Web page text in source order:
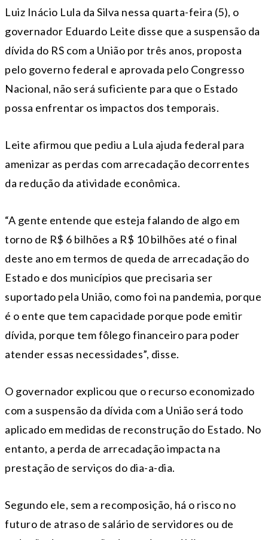
Luiz Inácio Lula da Silva nessa quarta-feira (5), o
governador Eduardo Leite disse que a suspensão da
dívida do RS com a União por três anos, proposta
pelo governo federal e aprovada pelo Congresso
Nacional, não será suficiente para que o Estado
possa enfrentar os impactos dos temporais.
Leite afirmou que pediu a Lula ajuda federal para
amenizar as perdas com arrecadação decorrentes
da redução da atividade econômica.
“A gente entende que esteja falando de algo em
torno de R$ 6 bilhões a R$ 10 bilhões até o final
deste ano em termos de queda de arrecadação do
Estado e dos municípios que precisaria ser
suportado pela União, como foi na pandemia, porque
é o ente que tem capacidade porque pode emitir
dívida, porque tem fôlego financeiro para poder
atender essas necessidades”, disse.
O governador explicou que o recurso economizado
com a suspensão da dívida com a União será todo
aplicado em medidas de reconstrução do Estado. No
entanto, a perda de arrecadação impacta na
prestação de serviços do dia-a-dia.
Segundo ele, sem a recomposição, há o risco no
futuro de atraso de salário de servidores ou de